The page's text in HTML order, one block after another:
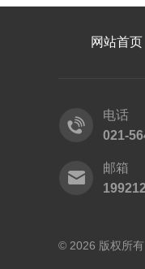
网站首页
电话
021-
邮箱
© 2026 版权所